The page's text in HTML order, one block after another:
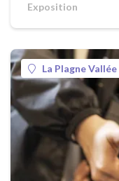
Exposition
La Plagne Vallée